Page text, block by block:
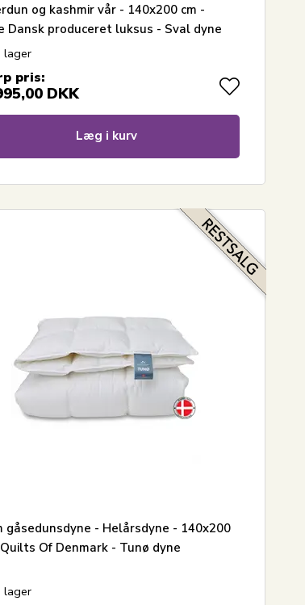
og kashmir vår - 140x200 cm -
produceret luksus - Sval dyne
lager
pris:
DKK
Læg i kurv
gåsedunsdyne - Helårsdyne - 140x200
Of Denmark - Tunø dyne
lager